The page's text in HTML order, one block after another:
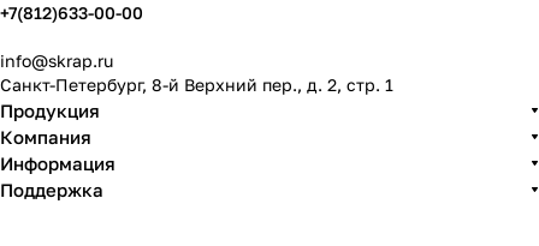
+7(812)633-00-00
info@skrap.ru
Санкт-Петербург, 8-й Верхний пер., д. 2, стр. 1
Продукция
Компания
Информация
Поддержка